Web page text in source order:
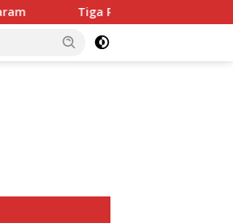
Di Sikat Habis, Bupati Tegas Jangan